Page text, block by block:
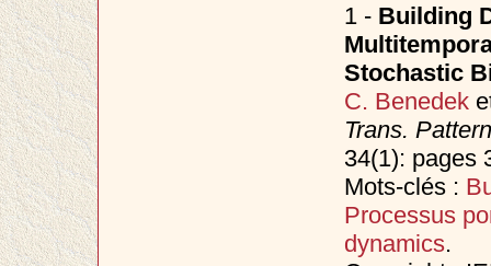
1 - Building
Stochastic
C. Benedek
Trans.
34(1): pages
Mots-clés :
Processus
dynamics.